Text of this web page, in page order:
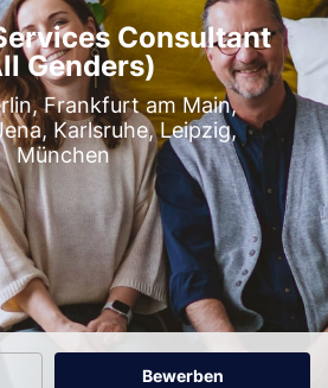
Consultant
Genders)
Frankfurt am Main,
Karlsruhe, Leipzig,
München
Bewerben